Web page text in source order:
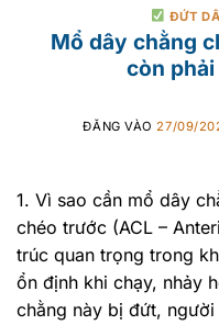
ĐỨT
Mổ dây chằng
còn
ĐĂNG VÀO27/09/
1. Vì sao cần mổ dây
chéo trước (ACL –
trúc quan trọng trong
ổn định khi chạy, nhảy
chằng này bị đứt,